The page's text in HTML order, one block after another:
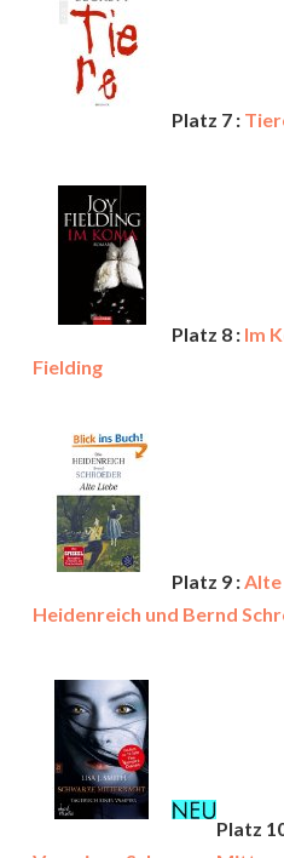
Platz 7 :
Platz 8 : Im
Fielding
Platz 9 :Alte
Heidenreich und Bernd
Platz